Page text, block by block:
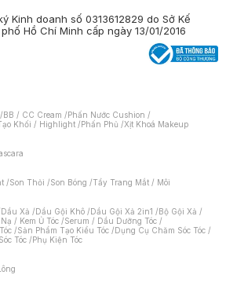
Kinh doanh số 0313612829 do Sở Kế
Hồ Chí Minh cấp ngày 13/01/2016
/BB / CC Cream /Phấn Nước Cushion /
Khối / Highlight /Phấn Phủ /Xịt Khoá Makeup
/Son Thỏi /Son Bóng /Tẩy Trang Mắt / Môi
Dầu Xả /Dầu Gội Khô /Dầu Gội Xả 2in1 /Bộ Gội Xả /
/ Kem Ủ Tóc /Serum / Dầu Dưỡng Tóc /
/Sản Phẩm Tạo Kiểu Tóc /Dụng Cụ Chăm Sóc Tóc /
Tóc /Phụ Kiện Tóc